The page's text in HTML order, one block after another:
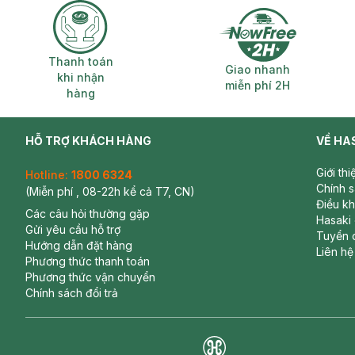
Thanh toán khi nhận hàng
Thanh toán
khi nhận
hàng
Giao nhanh
Giao nhanh
miễn phí 2H
HỖ TRỢ KHÁCH HÀNG
Hotline: 1800 6324
(Miễn phí , 08-22h kể cả T7, CN)
Các câu hỏi thường gặp
Gửi yêu cầu hỗ trợ
Hướng dẫn đặt hàng
Phương thức thanh toán
Phương thức vận chuyển
Chính sách đổi trả
VỀ
Giới
Chính
Điều
Hasaki
Tuyển
Liên hệ